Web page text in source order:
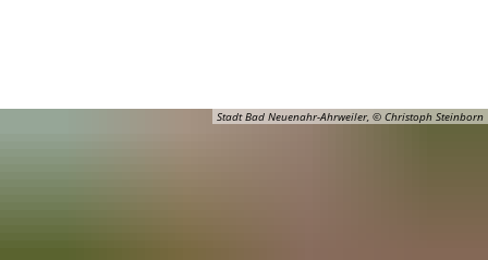
Stadt Bad Neuenahr-Ahrweiler, © Christoph Steinborn